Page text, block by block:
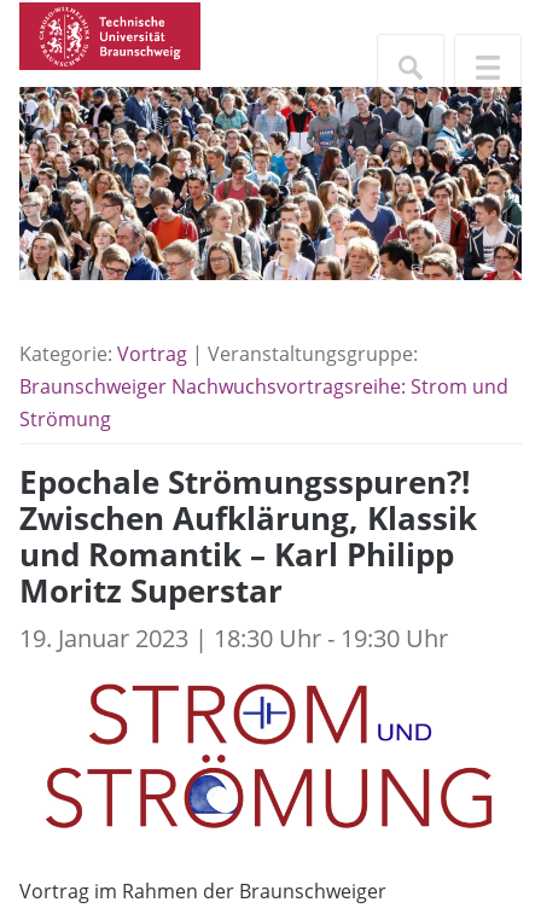
Kategorie: Vortrag | Veranstaltungsgruppe:
Braunschweiger Nachwuchsvortragsreihe: Strom und
Strömung
Epochale Strömungsspuren?!
Zwischen Aufklärung, Klassik
und Romantik – Karl Philipp
Moritz Superstar
19. Januar 2023 | 18:30 Uhr - 19:30 Uhr
Vortrag im Rahmen der Braunschweiger